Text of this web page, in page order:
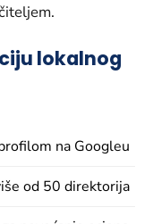
lokalnog
na Googleu
od 50 direktorija